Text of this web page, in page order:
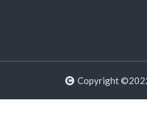
Copyright